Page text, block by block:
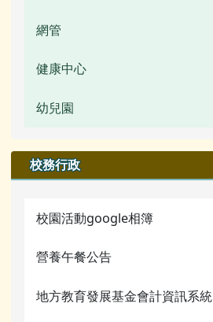
活動相簿
公開資訊
檔案下載
行事曆
常用連結
校園公告
行事曆
網管
校園公告
活動相簿
校園影音
檔案下載
行事曆
網管常用連結
健康中心
校園公告
行事曆
幼兒園
業務職掌
活動相簿
榮譽榜
校園影音
校務行政
校園活動google相簿
營養午餐公告
地方教育發展基金會計資訊系統